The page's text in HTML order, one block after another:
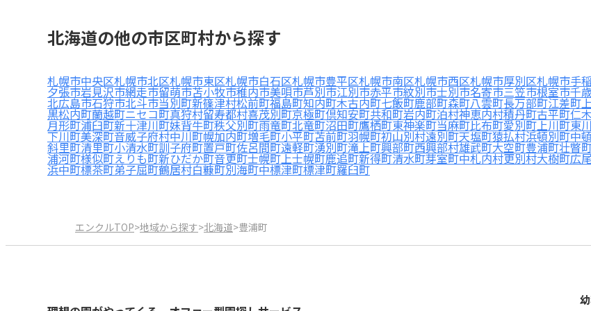
北海道の他の市区町村から探す
札幌市中央区札幌市北区札幌市東区札幌市白石区札幌市豊平区札幌市南区札幌市西区札幌市厚別区札幌市手
夕張市岩見沢市網走市留萌市苫小牧市稚内市美唄市芦別市江別市赤平市紋別市士別市名寄市三笠市根室市千
北広島市石狩市北斗市当別町新篠津村松前町福島町知内町木古内町七飯町鹿部町森町八雲町長万部町江差町
黒松内町蘭越町ニセコ町真狩村留寿都村喜茂別町京極町倶知安町共和町岩内町泊村神恵内村積丹町古平町仁
月形町浦臼町新十津川町妹背牛町秩父別町雨竜町北竜町沼田町鷹栖町東神楽町当麻町比布町愛別町上川町東
下川町美深町音威子府村中川町幌加内町増毛町小平町苫前町羽幌町初山別村遠別町天塩町猿払村浜頓別町中
斜里町清里町小清水町訓子府町置戸町佐呂間町遠軽町湧別町滝上町興部町西興部村雄武町大空町豊浦町壮瞥
浦河町様似町えりも町新ひだか町音更町士幌町上士幌町鹿追町新得町清水町芽室町中札内村更別村大樹町広
浜中町標茶町弟子屈町鶴居村白糠町別海町中標津町標津町羅臼町
エンクルTOP>地域から探す>北海道>豊浦町